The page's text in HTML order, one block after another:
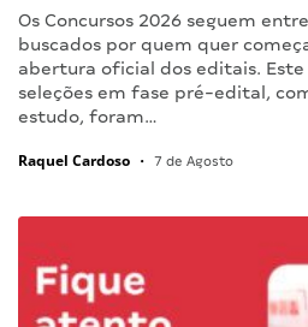
Os Concursos 2026 seguem
buscados por quem quer
abertura oficial dos editais.
seleções em fase pré-edital,
estudo, foram…
Raquel Cardoso • 7 de Agosto